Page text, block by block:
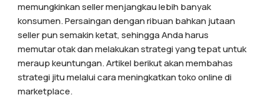
memungkinkan seller menjangkau lebih banyak
konsumen. Persaingan dengan ribuan bahkan jutaan
seller pun semakin ketat, sehingga Anda harus
memutar otak dan melakukan strategi yang tepat untuk
meraup keuntungan. Artikel berikut akan membahas
strategi jitu melalui cara meningkatkan toko online di
marketplace.